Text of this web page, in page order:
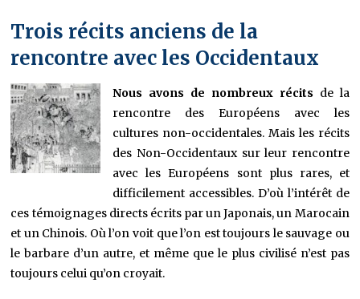
Trois récits anciens de la
rencontre avec les Occidentaux
Nous avons de nombreux récits de la
rencontre des Européens avec les
cultures non-occidentales. Mais les récits
des Non-Occidentaux sur leur rencontre
avec les Européens sont plus rares, et
difficilement accessibles. D’où l’intérêt de
ces témoignages directs écrits par un Japonais, un Marocain
et un Chinois. Où l’on voit que l’on est toujours le sauvage ou
le barbare d’un autre, et même que le plus civilisé n’est pas
toujours celui qu’on croyait.